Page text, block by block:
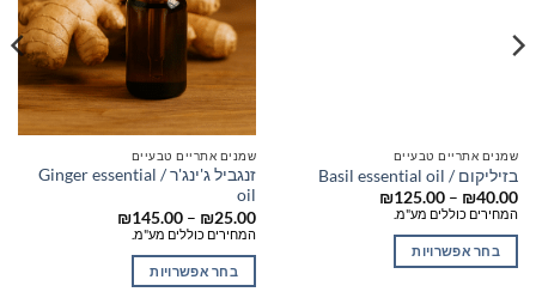
שמנים אתריים טבעיים
בזיליקום / Basil essential oil
₪40.00
–
₪125.00
טווח
המחירים כוללים מע"מ.
בחר אפשרויות
שמנים אתריים טבעיים
זנגביל ג'ינג'ר / Ginger essential
oil
₪25.00
–
₪145.00
טווח
המחירים כוללים מע"מ.
בחר אפשרויות